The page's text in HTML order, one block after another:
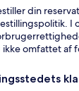
din
I
omfattet af